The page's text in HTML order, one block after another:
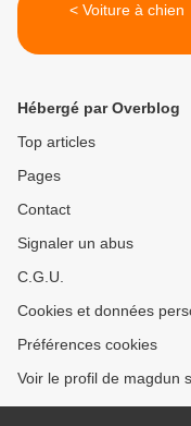
< Voiture à chien
Hébergé par Overblog
Top articles
Pages
Contact
Signaler un abus
C.G.U.
Cookies et données
Préférences cookies
Voir le profil de magdun